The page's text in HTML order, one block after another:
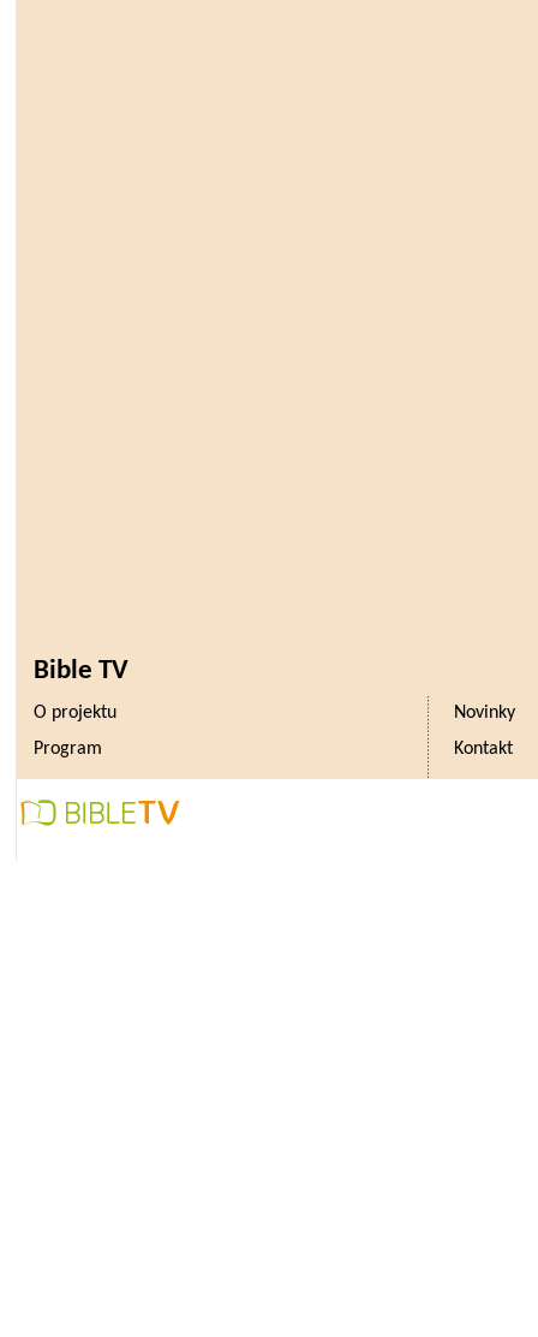
Bible TV
O projektu
Novinky
Program
Kontakt